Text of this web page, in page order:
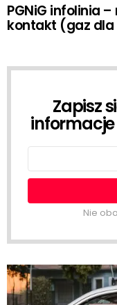
PGNiG infolinia
kontakt (gaz dla
NEWSLETTER
Zapisz
informacje
Email
Nie